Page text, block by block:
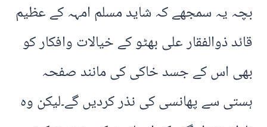
بچہ یہ سمجھے کہ شاید مسلم امہہ کے عظیم
قائد ذوالفقار علی بھٹو کے خیالات وافکار کو
بھی اس کے جسد خاکی کی مانند صفحہ
ہستی سے پھانسی کی نذر کردیں گے۔لیکن وہ